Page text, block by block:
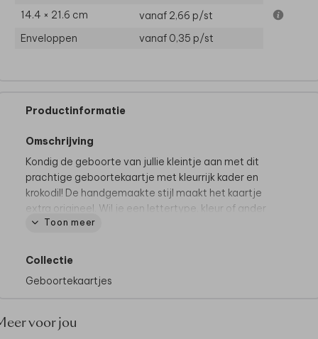
14.4 × 21.6 cm
vanaf 2,66 p/st
Enveloppen
vanaf 0,35 p/st
Productinformatie
Omschrijving
Kondig de geboorte van jullie kleintje aan met dit
prachtige geboortekaartje met kleurrijk kader en
krokodil! De handgemaakte stijl maakt het kaartje
extra origineel. Wil je een lettertype, kleur of ander
element aanpassen? Dat kan gemakkelijk met de
Toon meer
Collectie
Geboortekaartjes
voor jou